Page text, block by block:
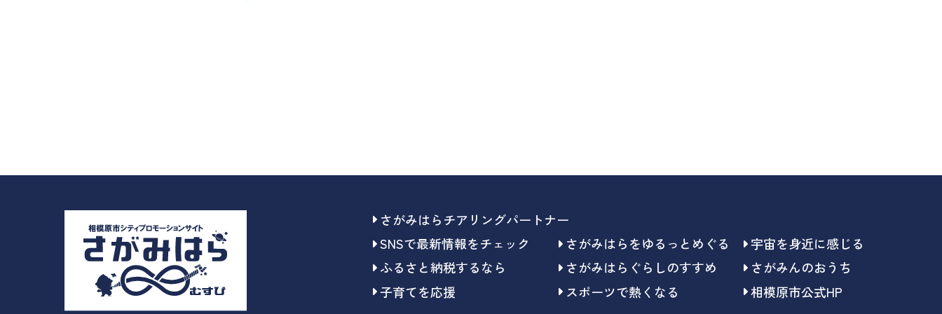
さがみはらチアリングパートナー
SNSで最新情報をチェック
さがみはらをゆるっとめぐる
宇宙を身近に感じる
ふるさと納税するなら
さがみはらぐらしのすすめ
さがみんのおうち
子育てを応援
スポーツで熱くなる 相模原市公式HP